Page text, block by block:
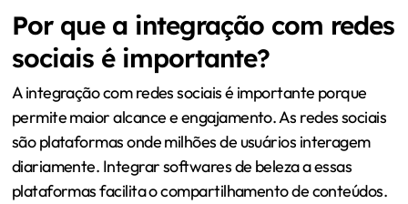
Por que a integração com redes
sociais é importante?
A integração com redes sociais é importante porque
permite maior alcance e engajamento. As redes sociais
são plataformas onde milhões de usuários interagem
diariamente. Integrar softwares de beleza a essas
plataformas facilita o compartilhamento de conteúdos.